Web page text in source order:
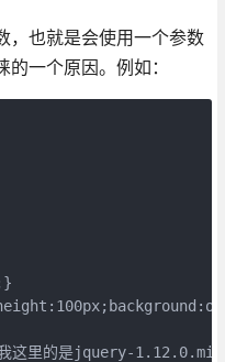
，也就是会使用一个参数
的一个原因。例如：
这里的是jquery-